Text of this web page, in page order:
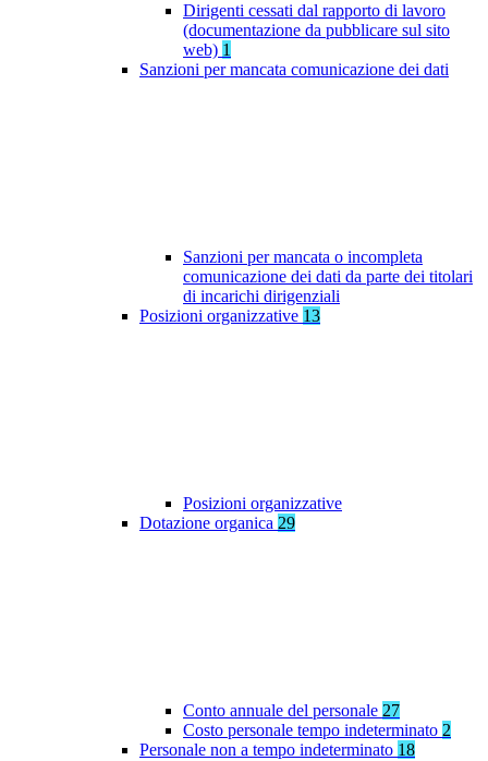
Dirigenti cessati dal rapporto di lavoro
(documentazione da pubblicare sul sito
web) 1
Sanzioni per mancata comunicazione dei dati
Sanzioni per mancata o incompleta
comunicazione dei dati da parte dei titolari
di incarichi dirigenziali
Posizioni organizzative 13
Posizioni organizzative
Dotazione organica 29
Conto annuale del personale 27
Costo personale tempo indeterminato 2
Personale non a tempo indeterminato 18